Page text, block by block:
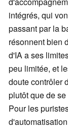
intégrés, qui
passant par la
résonnent bien
d'IA a ses
peu limitée, et
doute contrôler
plutôt que de
Pour les